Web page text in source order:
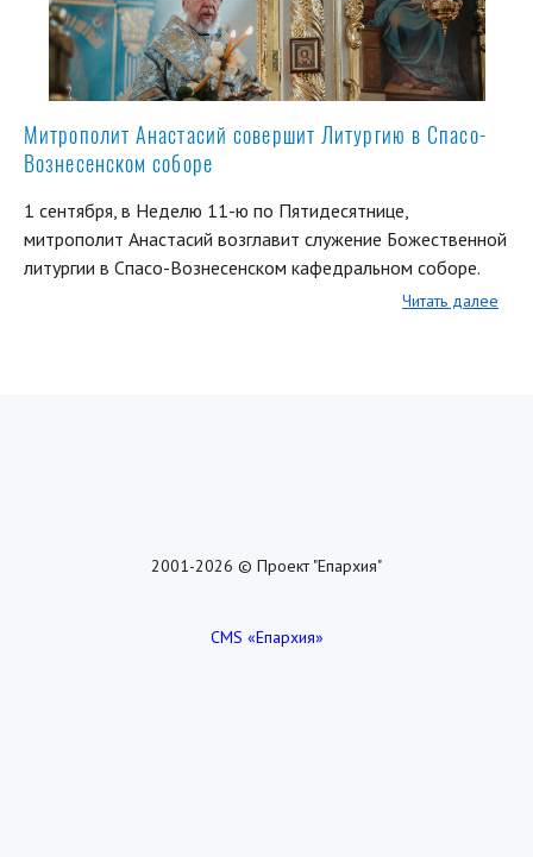
Митрополит Анастасий совершит Литургию в Спасо-
Вознесенском соборе
1 сентября, в Неделю 11-ю по Пятидесятнице,
митрополит Анастасий возглавит служение Божественной
литургии в Спасо-Вознесенском кафедральном соборе.
Читать далее
2001-2026 © Проект "Епархия"
CMS «Епархия»